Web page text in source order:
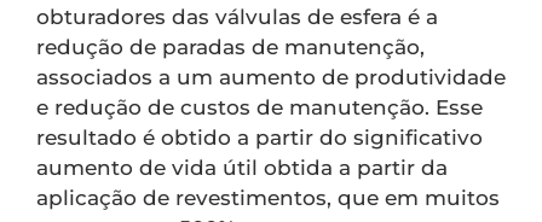
obturadores das válvulas de esfera é a
redução de paradas de manutenção,
associados a um aumento de produtividade
e redução de custos de manutenção. Esse
resultado é obtido a partir do significativo
aumento de vida útil obtida a partir da
aplicação de revestimentos, que em muitos